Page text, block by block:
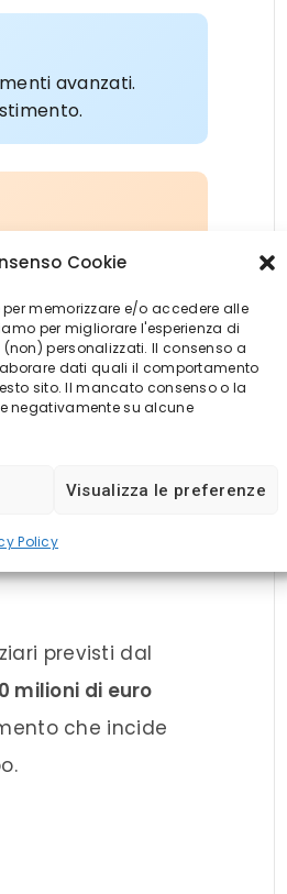
Cookie
memorizzare e/o accedere alle
per migliorare l'esperienza di
personalizzati. Il consenso a
dati quali il comportamento
sito. Il mancato consenso o la
negativamente su alcune
Visualizza le preferenze
Policy
avanzati.
prime con
come
Una visione
ottimistica
previsti dal
milioni di euro
che incide